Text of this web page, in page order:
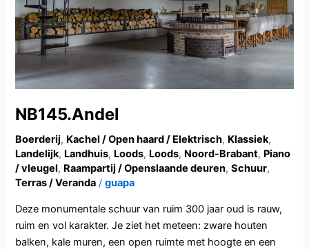
NB145.Andel
Boerderij, Kachel / Open haard / Elektrisch, Klassiek,
Landelijk, Landhuis, Loods, Loods, Noord-Brabant, Piano
/ vleugel, Raampartij / Openslaande deuren,Schuur,
Terras / Veranda /guapa
Deze monumentale schuur van ruim 300 jaar oud is rauw,
ruim en vol karakter. Je ziet het meteen: zware houten
balken, kale muren, een open ruimte met hoogte en een